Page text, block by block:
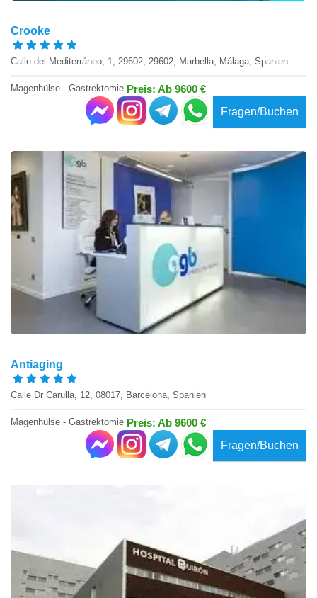
Crooke
Calle del Mediterráneo, 1, 29602, 29602, Marbella, Málaga, Spanien
Magenhülse - Gastrektomie Preis: Ab 9600 €
Fragen/Buchen
Antiaging
Calle Dr Carulla, 12, 08017, Barcelona, Spanien
Magenhülse - Gastrektomie Preis: Ab 9600 €
Fragen/Buchen